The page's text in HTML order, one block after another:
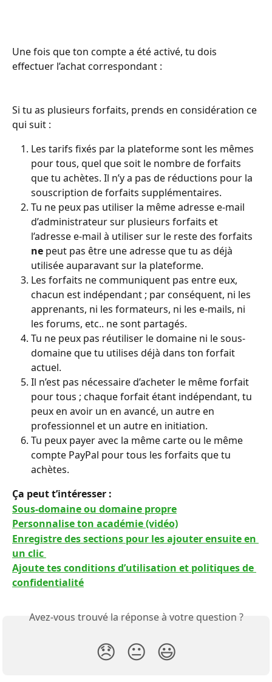
Une fois que ton compte a été activé, tu dois
effectuer l’achat correspondant :
Si tu as plusieurs forfaits, prends en considération ce
qui suit :
Les tarifs fixés par la plateforme sont les mêmes
pour tous, quel que soit le nombre de forfaits
que tu achètes. Il n’y a pas de réductions pour la
souscription de forfaits supplémentaires.
Tu ne peux pas utiliser la même adresse e‑mail
d’administrateur sur plusieurs forfaits et
l’adresse e‑mail à utiliser sur le reste des forfaits
ne peut pas être une adresse que tu as déjà
utilisée auparavant sur la plateforme.
Les forfaits ne communiquent pas entre eux,
chacun est indépendant ; par conséquent, ni les
apprenants, ni les formateurs, ni les e‑mails, ni
les forums, etc.. ne sont partagés.
Tu ne peux pas réutiliser le domaine ni le sous-
domaine que tu utilises déjà dans ton forfait
actuel.
Il n’est pas nécessaire d’acheter le même forfait
pour tous ; chaque forfait étant indépendant, tu
peux en avoir un en avancé, un autre en
professionnel et un autre en initiation.
Tu peux payer avec la même carte ou le même
compte PayPal pour tous les forfaits que tu
achètes.
Ça peut t’intéresser :
Sous-domaine ou domaine propre
Personnalise ton académie (vidéo)
Enregistre des sections pour les ajouter ensuite en
un clic
Ajoute tes conditions d’utilisation et politiques de
confidentialité
Avez-vous trouvé la réponse à votre question ?
😞 😐 😃